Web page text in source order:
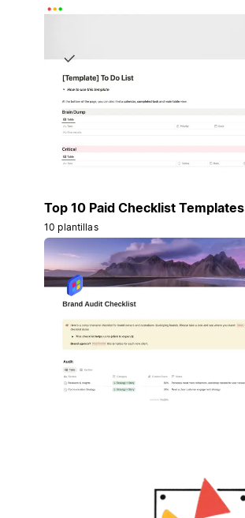
Top 10 Paid Checklist Templates
10 plantillas